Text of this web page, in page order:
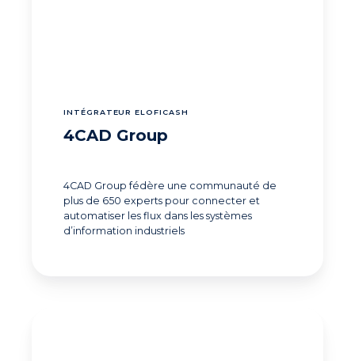
INTÉGRATEUR ELOFICASH
4CAD Group
4CAD Group fédère une communauté de
plus de 650 experts pour connecter et
automatiser les flux dans les systèmes
d’information industriels